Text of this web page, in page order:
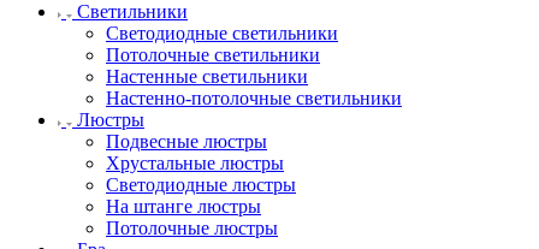
Светильники
Светодиодные светильники
Потолочные светильники
Настенные светильники
Настенно-потолочные светильники
Люстры
Подвесные люстры
Хрустальные люстры
Светодиодные люстры
На штанге люстры
Потолочные люстры